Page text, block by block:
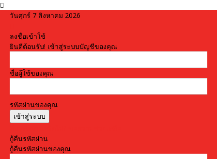
วันศุกร์ 7 สิงหาคม 2026
ลงชื่อเข้าใช้
ยินดีต้อนรับ! เข้าสู่ระบบบัญชีของคุณ
ชื่อผู้ใช้ของคุณ
รหัสผ่านของคุณ
กู้คืนรหัสผ่าน
กู้คืนรหัสผ่านของคุณ